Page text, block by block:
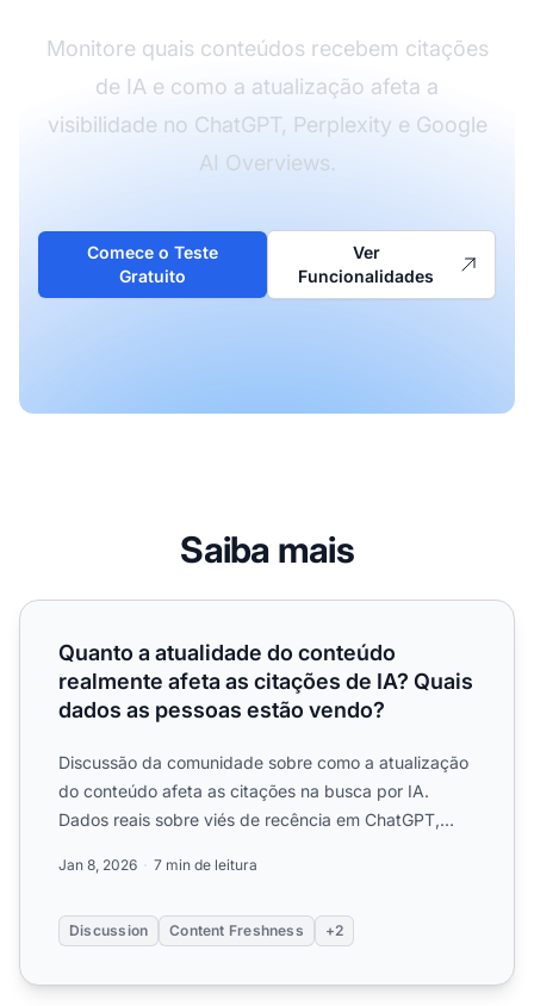
Monitore quais conteúdos recebem citações
de IA e como a atualização afeta a
visibilidade no ChatGPT, Perplexity e Google
AI Overviews.
Comece o Teste
Gratuito
Ver
Funcionalidades
Saiba mais
Quanto a atualidade do conteúdo realmente afeta as
Quanto a atualidade do conteúdo
realmente afeta as citações de IA? Quais
dados as pessoas estão vendo?
Discussão da comunidade sobre como a atualização
do conteúdo afeta as citações na busca por IA.
Dados reais sobre viés de recência em ChatGPT,
Jan 8, 2026 7 min de leitura
Discussion Content Freshness +2